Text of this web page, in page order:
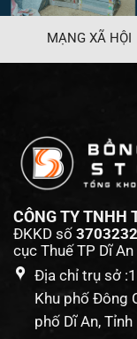
MẠNG XÃ HỘI
CÔNG TY TNHH
ĐKKD số
cục Thuế TP Dĩ An
Địa chỉ trụ sở
Khu phố Đông
phố Dĩ An,